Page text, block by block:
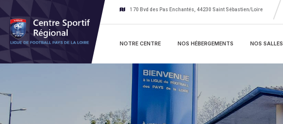
Skip
to
content
170 Bvd des Pas Enchantés, 44230 Saint Sébastien/Loire
NOTRE CENTRE NOS HÉBERGEMENTS NOS SALLES